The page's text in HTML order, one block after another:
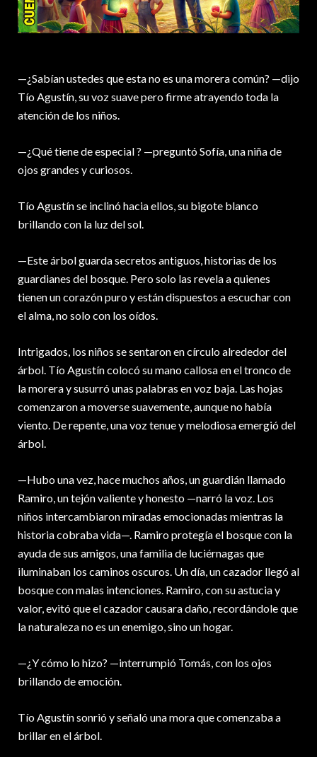
—¿Sabían ustedes que esta no es una morera común? —dijo
Tío Agustín, su voz suave pero firme atrayendo toda la
atención de los niños.
—¿Qué tiene de especial ? —preguntó Sofía, una niña de
ojos grandes y curiosos.
Tío Agustín se inclinó hacia ellos, su bigote blanco
brillando con la luz del sol.
—Este árbol guarda secretos antiguos, historias de los
guardianes del bosque. Pero solo las revela a quienes
tienen un corazón puro y están dispuestos a escuchar con
el alma, no solo con los oídos.
Intrigados, los niños se sentaron en círculo alrededor del
árbol. Tío Agustín colocó su mano callosa en el tronco de
la morera y susurró unas palabras en voz baja. Las hojas
comenzaron a moverse suavemente, aunque no había
viento. De repente, una voz tenue y melodiosa emergió del
árbol.
—Hubo una vez, hace muchos años, un guardián llamado
Ramiro, un tejón valiente y honesto —narró la voz. Los
niños intercambiaron miradas emocionadas mientras la
historia cobraba vida—. Ramiro protegía el bosque con la
ayuda de sus amigos, una familia de luciérnagas que
iluminaban los caminos oscuros. Un día, un cazador llegó al
bosque con malas intenciones. Ramiro, con su astucia y
valor, evitó que el cazador causara daño, recordándole que
la naturaleza no es un enemigo, sino un hogar.
—¿Y cómo lo hizo? —interrumpió Tomás, con los ojos
brillando de emoción.
Tío Agustín sonrió y señaló una mora que comenzaba a
brillar en el árbol.